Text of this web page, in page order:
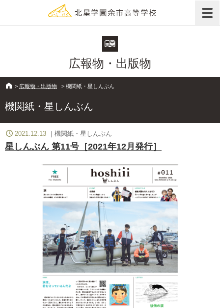
広報物・出版物
> 広報物・出版物 > 機関紙・星しんぶん
機関紙・星しんぶん
2021.12.13 機関紙・星しんぶん
星しんぶん 第11号［2021年12月発行］